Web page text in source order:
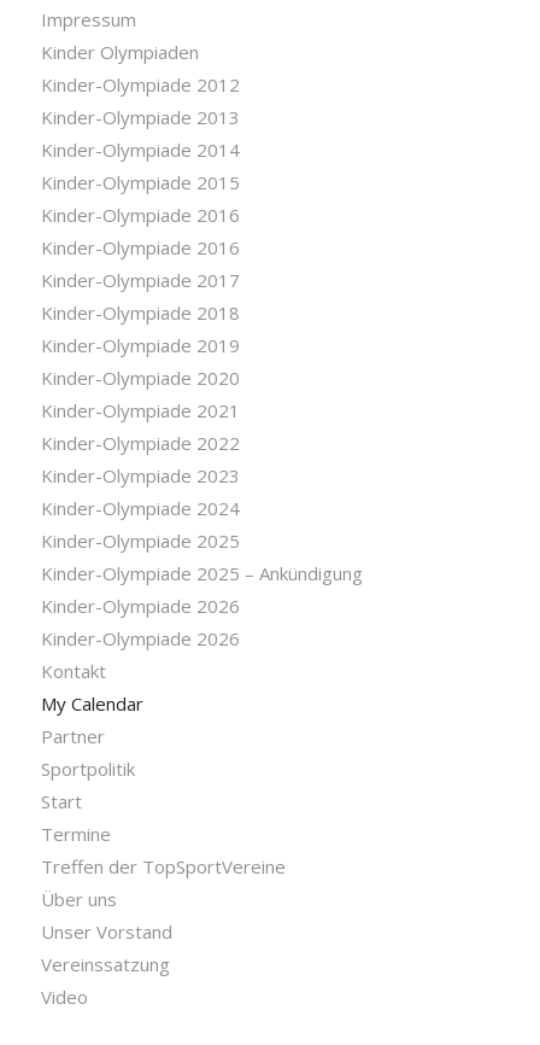
Impressum
Kinder Olympiaden
Kinder-Olympiade 2012
Kinder-Olympiade 2013
Kinder-Olympiade 2014
Kinder-Olympiade 2015
Kinder-Olympiade 2016
Kinder-Olympiade 2016
Kinder-Olympiade 2017
Kinder-Olympiade 2018
Kinder-Olympiade 2019
Kinder-Olympiade 2020
Kinder-Olympiade 2021
Kinder-Olympiade 2022
Kinder-Olympiade 2023
Kinder-Olympiade 2024
Kinder-Olympiade 2025
Kinder-Olympiade 2025 – Ankündigung
Kinder-Olympiade 2026
Kinder-Olympiade 2026
Kontakt
My Calendar
Partner
Sportpolitik
Start
Termine
Treffen der TopSportVereine
Über uns
Unser Vorstand
Vereinssatzung
Video